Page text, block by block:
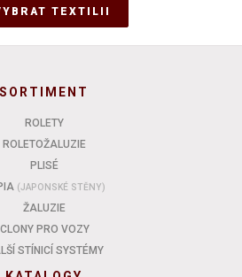
TEXTILII
SORTIMENT
ROLETY
ROLETOŽALUZIE
PLISÉ
(JAPONSKÉ STĚNY)
ŽALUZIE
CLONY PRO VOZY
STÍNICÍ SYSTÉMY